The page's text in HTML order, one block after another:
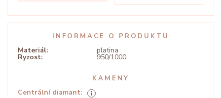
INFORMACE O PRODUKTU
Materiál: platina
Ryzost: 950/1000
KAMENY
Centrální diamant: